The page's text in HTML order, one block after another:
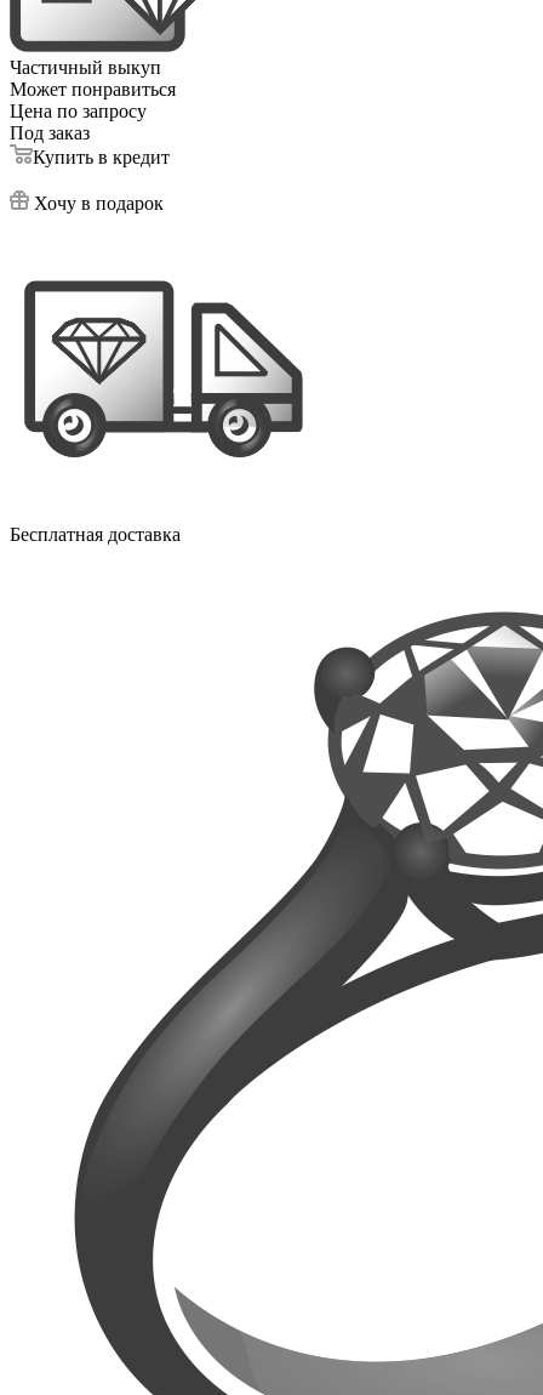
Частичный выкуп
Может понравиться
Цена по запросу
Под заказ
Купить в кредит
Хочу в подарок
Бесплатная доставка